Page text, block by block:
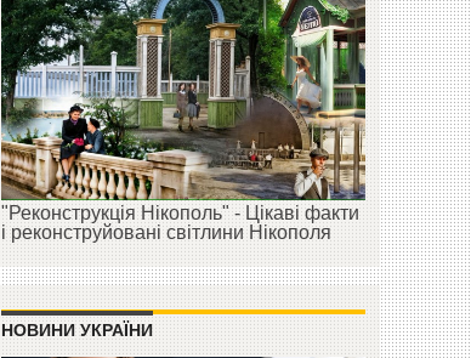
"Реконструкція Нікополь" - Цікаві факти
і реконструйовані світлини Нікополя
НОВИНИ УКРАЇНИ